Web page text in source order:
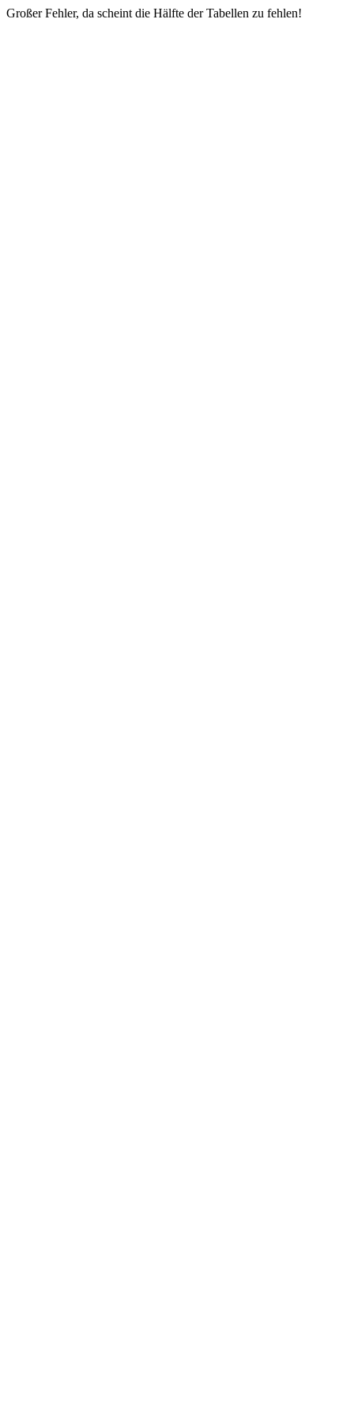
Großer Fehler, da scheint die Hälfte der Tabellen zu fehlen!